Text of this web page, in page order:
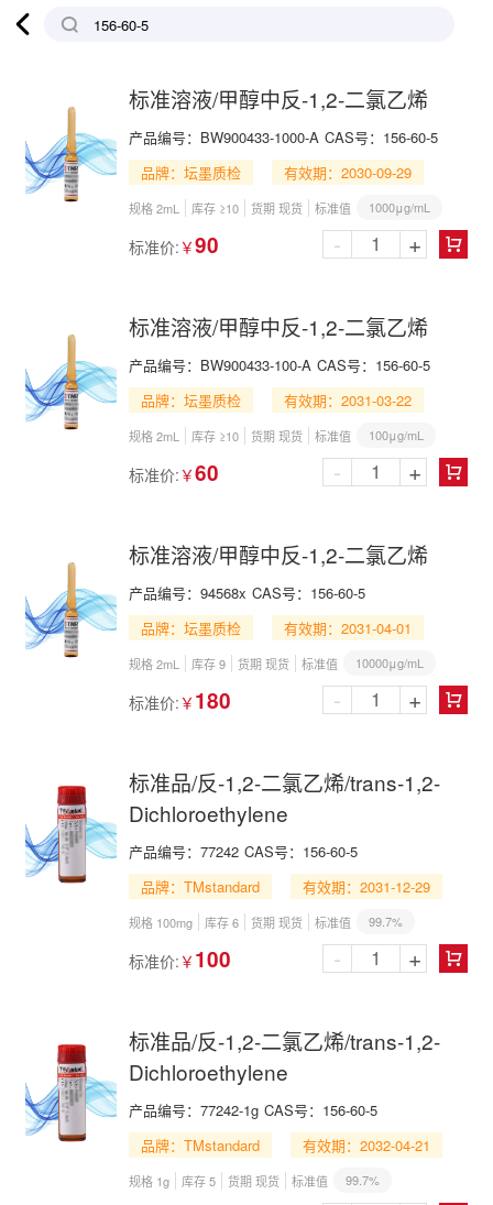

标准溶液/甲醇中反-1,2-二氯乙烯
产品编号： BW900433-1000-A CAS号： 156-60-5
品牌：坛墨质检
有效期：2030-09-29
规格 2mL 库存 ≥10 货期 现货 标准值 1000μg/mL
标准价: ￥90 
- +
标准溶液/甲醇中反-1,2-二氯乙烯
产品编号： BW900433-100-A CAS号： 156-60-5
品牌：坛墨质检
有效期：2031-03-22
规格 2mL 库存 ≥10 货期 现货 标准值 100μg/mL
标准价: ￥60 
- +
标准溶液/甲醇中反-1,2-二氯乙烯
产品编号： 94568x CAS号： 156-60-5
品牌：坛墨质检
有效期：2031-04-01
规格 2mL 库存 9 货期 现货 标准值 10000μg/mL
标准价: ￥ 180 
- +
标准品/反-1,2-二氯乙烯/trans-1,2-
Dichloroethylene
产品编号： 77242 CAS号： 156-60-5
品牌：TMstandard
有效期：2031-12-29
规格 100mg 库存 6 货期 现货 标准值 99.7%
标准价: ￥ 100 
- +
标准品/反-1,2-二氯乙烯/trans-1,2-
Dichloroethylene
产品编号： 77242-1g CAS号： 156-60-5
品牌：TMstandard
有效期：2032-04-21
规格 1g 库存 5 货期 现货 标准值 99.7%